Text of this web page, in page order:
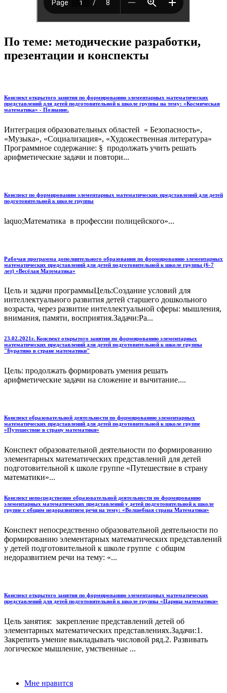
По теме: методические разработки,
презентации и конспекты
Конспект открытого занятия по формированию элементарных математических
представлений для детей подготовительной к школе группы на тему: «Космическая
математика» - Познание.
Интеграция образовательных областей « Безопасность»,
«Музыка», «Социализация», «Художественная литература»
Программное содержание: § продолжать учить решать
арифметические задачи и повтори...
Конспект по формированию элементарных математических представлений для детей
подготовительной к школе группы
laquo;Математика в профессии полицейского»...
Рабочая программа дополнительного образования по формированию элементарных
математических представлений для детей подготовительной к школе группы (6-7
лет) «Весёлая Математика»
Цель и задачи программыЦель:Создание условий для
интеллектуального развития детей старшего дошкольного
возраста, через развитие интеллектуальной сферы: мышления,
внимания, памяти, восприятия.Задачи:Ра...
23.02.2021г. Конспект открытого занятия по формированию элементарных
математических представлений для детей подготовительной к школе группы
"Буратино в стране математики"
Цель: продолжать формировать умения решать
арифметические задачи на сложение и вычитание....
Конспект образовательной деятельности по формированию элементарных
математических представлений для детей подготовительной к школе группе
«Путешествие в страну математики»
Конспект образовательной деятельности по формированию
элементарных математических представлений для детей
подготовительной к школе группе «Путешествие в страну
математики»...
Конспект непосредственно образовательной деятельности по формированию
элементарных математических представлений у детей подготовительной к школе
группе с общим недоразвитием речи на тему: «Волшебная страна Математики»
Конспект непосредственно образовательной деятельности по
формированию элементарных математических представлений
у детей подготовительной к школе группе с общим
недоразвитием речи на тему: «...
Конспект открытого занятия по формированию элементарных математических
представлений для детей подготовительной к школе группы «Царица математики»
Цель занятия: закрепление представлений детей об
элементарных математических представлениях.Задачи:1.
Закрепить умение выкладывать числовой ряд.2. Развивать
логическое мышление, умственные ...
Мне нравится